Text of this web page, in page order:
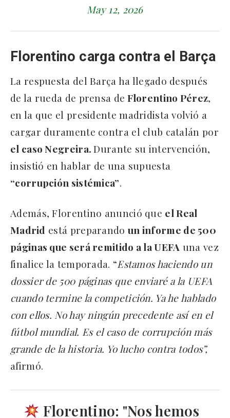
May 12, 2026
Florentino carga contra el Barça
La respuesta del Barça ha llegado después
de la rueda de prensa de Florentino Pérez,
en la que el presidente madridista volvió a
cargar duramente contra el club catalán por
el caso Negreira.Durante su intervención,
insistió en hablar de una supuesta
“corrupción sistémica”.
Además, Florentino anunció que el Real
Madrid está preparando un informe de 500
páginas que será remitido a la UEFA una vez
finalice la temporada. “Estamos haciendo un
dossier de 500 páginas que enviaré a la UEFA
cuando termine la competición. Ya he hablado
con ellos. No hay ningún precedente así en el
fútbol mundial. Es el caso de corrupción más
grande de la historia. Yo lucho contra todos”,
afirmó.
Florentino: "Nos hemos